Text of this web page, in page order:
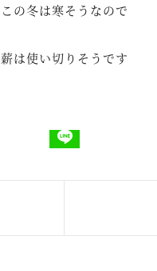
この冬は寒そうなので
薪は使い切りそうです